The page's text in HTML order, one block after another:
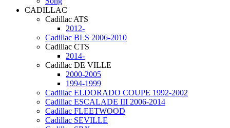
CADILLAC
Cadillac ATS
2012-
Cadillac BLS 2006-2010
Cadillac CTS
2014-
Cadillac DE VILLE
2000-2005
1994-1999
Cadillac ELDORADO COUPE 1992-2002
Cadillac ESCALADE III 2006-2014
Cadillac FLEETWOOD
Cadillac SEVILLE